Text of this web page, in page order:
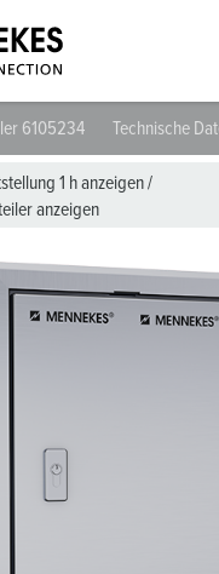
6105234 Technische
1 h anzeigen/
anzeigen